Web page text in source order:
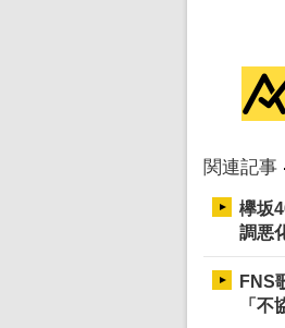
関連記事
欅坂
調悪
FNS
「不